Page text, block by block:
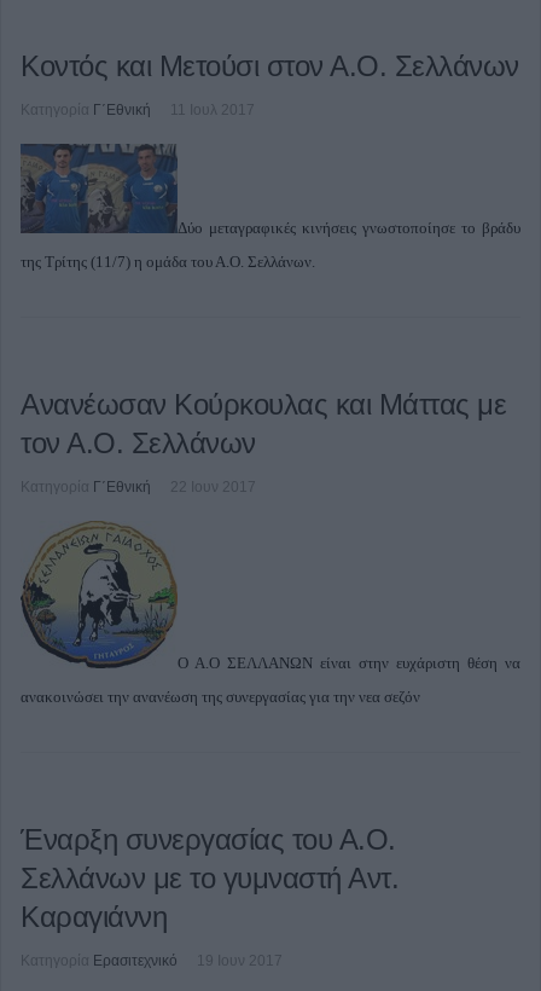
Κοντός και Μετούσι στον Α.Ο. Σελλάνων
Κατηγορία Γ΄Εθνική 11 Ιουλ 2017
Δύο μεταγραφικές κινήσεις γνωστοποίησε το βράδυ
της Τρίτης (11/7) η ομάδα του Α.Ο. Σελλάνων.
Ανανέωσαν Κούρκουλας και Μάττας με
τον Α.Ο. Σελλάνων
Κατηγορία Γ΄Εθνική 22 Ιουν 2017
Ο Α.Ο ΣΕΛΛΑΝΩΝ είναι στην ευχάριστη θέση να
ανακοινώσει την ανανέωση της συνεργασίας για την νεα σεζόν
Έναρξη συνεργασίας του Α.Ο.
Σελλάνων με το γυμναστή Αντ.
Καραγιάννη
Κατηγορία Ερασιτεχνικό 19 Ιουν 2017